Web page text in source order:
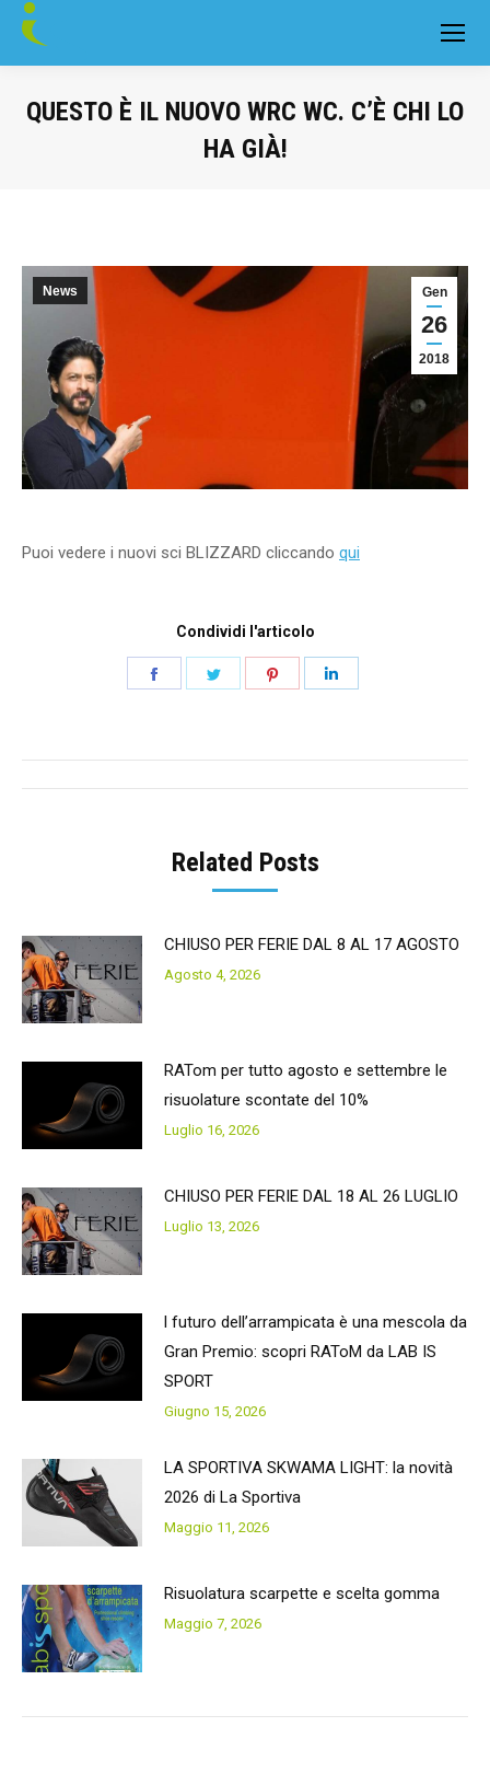
QUESTO È IL NUOVO WRC WC. C’È CHI LO
HA GIÀ!
Gen
26
2018
News
Puoi vedere i nuovi sci BLIZZARD cliccando qui
Condividi l'articolo
Post
Related Posts
CHIUSO PER FERIE DAL 8 AL 17 AGOSTO
Agosto 4, 2026
RATom per tutto agosto e settembre le
risuolature scontate del 10%
Luglio 16, 2026
CHIUSO PER FERIE DAL 18 AL 26 LUGLIO
Luglio 13, 2026
l futuro dell’arrampicata è una mescola da
Gran Premio: scopri RAToM da LAB IS
SPORT
Giugno 15, 2026
LA SPORTIVA SKWAMA LIGHT: la novità
2026 di La Sportiva
Maggio 11, 2026
Risuolatura scarpette e scelta gomma
Maggio 7, 2026